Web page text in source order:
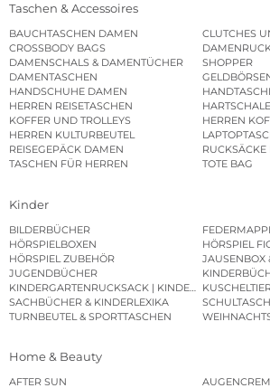
Taschen & Accessoires
BAUCHTASCHEN DAMEN
CLUTCHES
CROSSBODY BAGS
DAMENSCHALS & DAMENTÜCHER
SHOPPER
DAMENTASCHEN
HANDSCHUHE DAMEN
HERREN REISETASCHEN
KOFFER UND TROLLEYS
HERREN
HERREN KULTURBEUTEL
REISEGEPÄCK DAMEN
RUCKSÄCKE
TASCHEN FÜR HERREN
TOTE BAG
Kinder
BILDERBÜCHER
HÖRSPIELBOXEN
HÖRSPIEL
HÖRSPIEL ZUBEHÖR
JAUSENBOX
JUGENDBÜCHER
KINDERGARTENRUCKSACK |
SACHBÜCHER & KINDERLEXIKA
TURNBEUTEL & SPORTTASCHEN
Home & Beauty
AFTER SUN